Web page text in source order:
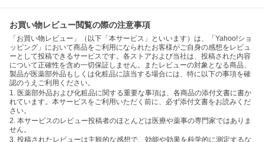
お買い物レビュー閲覧の際の注意事項
「お買い物レビュー」（以下「本サービス」といいます）は、「Yahoo!ショ
ッピング」において商品をご利用になられたお客様がご自身の感想をレビュ
ーとして投稿できるサービスです。各ストアおよび当社は、投稿された内容
について正確性を含め一切保証しません。またレビューの対象となる商品、
製品が医薬部外品もしくは化粧品に該当する場合には、特に以下の事項を確
認のうえご利用ください。
1. 医薬部外品および化粧品に関する重要な事項は、各商品の添付文書に書か
れています。本サービスをご利用いただく前に、必ず添付文書をお読みくだ
さい。
2. 本サービスのレビュー投稿者のほとんどは医療や薬事の専門家ではありま
せん。
3. 投稿されたレビューは主観的な感想で、効能や効果を科学的に測定するな